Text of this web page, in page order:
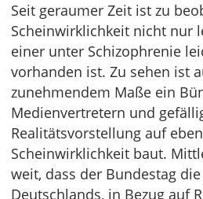
Seit geraumer Zeit ist zu
Scheinwirklichkeit nicht nur
einer unter Schizophrenie
vorhanden ist. Zu sehen ist
zunehmendem Maße ein
Medienvertretern und
Realitätsvorstellung auf
Scheinwirklichkeit baut.
weit, dass der Bundestag
Deutschlands, in Bezug auf